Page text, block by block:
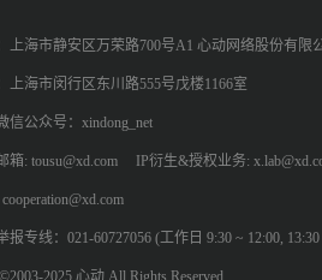
上海市静安区万荣路700号A1 心动网络股份有限
上海市闵行区东川路555号戊楼1166室
信公众号：xindong_net
箱: tousu@xd.com IP衍生&授权业务:
报专线：021-60727056 (工作日 9:30 ~ 12:00, 13:30
2025 心动 All Rights Reserved